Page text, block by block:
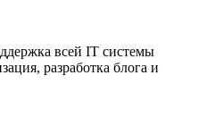
всей IT системы
разработка блога и